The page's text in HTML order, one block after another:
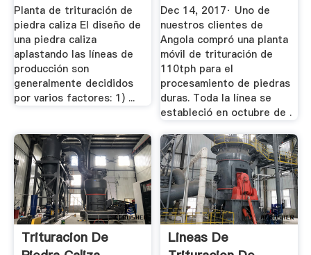
Planta de trituración de
piedra caliza El diseño de
una piedra caliza
aplastando las líneas de
producción son
generalmente decididos
por varios factores: 1) ...
Piedra Caliza ...
Dec 14, 2017· Uno de
nuestros clientes de
Angola compró una planta
móvil de trituración de
110tph para el
procesamiento de piedras
duras. Toda la línea se
estableció en octubre de .
Trituracion De
Lineas De